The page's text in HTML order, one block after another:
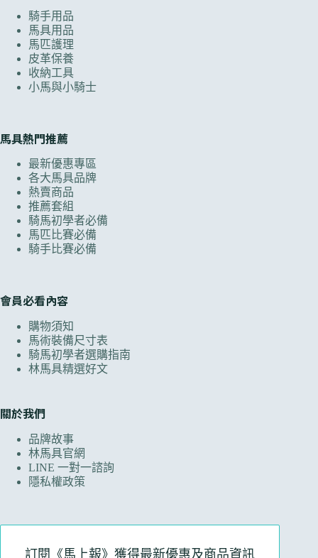
騎手用品
馬具用品
馬匹護理
皮革保養
收納工具
小馬與小騎士
馬具熱門推薦
最新優惠專區
各大馬具品牌
熱賣商品
推薦套組
騎馬初學者必備
馬匹比賽必備
騎手比賽必備
會員必看內容
購物須知
馬術裝備尺寸表
騎馬初學者選購指南
林馬具精選好文
關於我們
品牌故事
林馬具官網
LINE 一對一諮詢
隱私權政策
訂閱《馬上報》獲得最新優惠及商品資訊